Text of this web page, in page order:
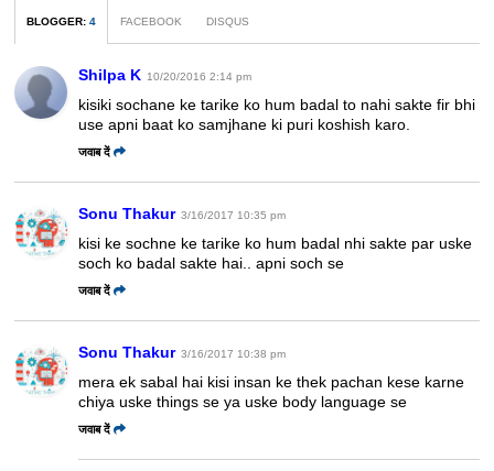
BLOGGER:4 FACEBOOK DISQUS
Shilpa K 10/20/2016 2:14 pm
kisiki sochane ke tarike ko hum badal to nahi sakte fir bhi
use apni baat ko samjhane ki puri koshish karo.
जवाब दें
Sonu Thakur 3/16/2017 10:35 pm
kisi ke sochne ke tarike ko hum badal nhi sakte par uske
soch ko badal sakte hai.. apni soch se
जवाब दें
Sonu Thakur 3/16/2017 10:38 pm
mera ek sabal hai kisi insan ke thek pachan kese karne
chiya uske things se ya uske body language se
जवाब दें